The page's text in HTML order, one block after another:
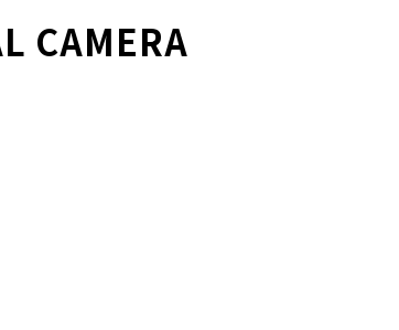
CAMERA